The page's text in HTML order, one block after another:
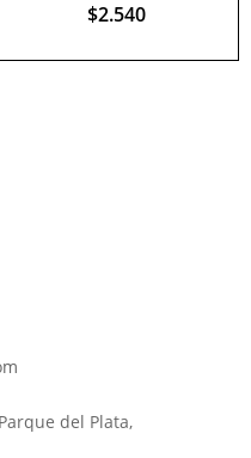
$2.540
del Plata,